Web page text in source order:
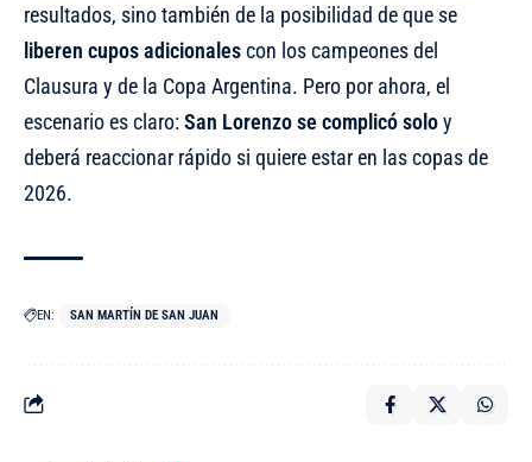
resultados, sino también de la posibilidad de que se
liberen cupos adicionalescon los campeones del
Clausura y de la Copa Argentina. Pero por ahora, el
escenario es claro:San Lorenzo se complicó soloy
deberá reaccionar rápido si quiere estar en las copas de
2026.
EN: SAN MARTÍN DE SAN JUAN